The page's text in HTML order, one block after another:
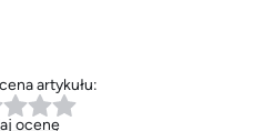
artykułu:
ocenę